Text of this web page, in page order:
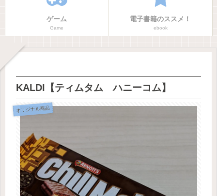
ゲーム
Game
電子書籍のススメ！
ebook
KALDI【ティムタム ハニーコム】
オリジナル商品